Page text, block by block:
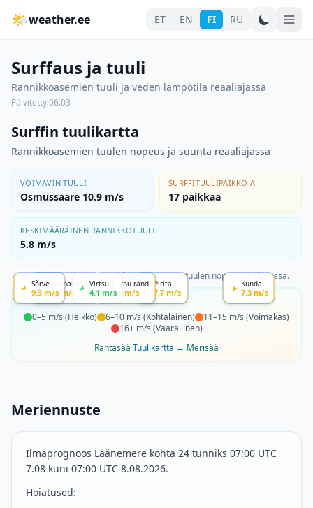
🌤weather.ee ET EN FI RU
Surffaus ja tuuli
Rannikkoasemien tuuli ja veden lämpötila reaaliajassa
Päivitetty06.03
Surffin tuulikartta
Rannikkoasemien tuulen nopeus ja suunta reaaliajassa
VOIMAVIN TUULI
Osmussaare 10.9 m/s
SURFFITUULIPAIKKOJA
17 paikkaa
KESKIMÄÄRÄINEN RANNIKKOTUULI
5.8 m/s
Kartalla näytetään rannikkoasemat, joilla tuulen nopeus on tiedossa.
Kunda
7.3m/s
Pirita
7.7 m/s
Pärnu rand
5.5 m/s
Haapsalu
4.1m/s
Heltermaa
2.8m/s
Roomassaare
8.9 m/s
Sõrve
9.3m/s
Virtsu
4.1 m/s
weather.ee
TUULEN VOIMAKKUUS
0–5 m/s (Heikko) 6–10 m/s (Kohtalainen) 11–15 m/s (Voimakas)
16+ m/s (Vaarallinen)
Rantasää·Tuulikartta →·Merisää
Meriennuste
Ilmaprognoos Läänemere kohta 24 tunniks 07:00 UTC
7.08 kuni 07:00 UTC 8.08.2026.
Hoiatused: